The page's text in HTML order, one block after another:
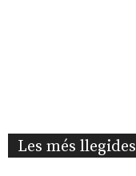
Les més llegides